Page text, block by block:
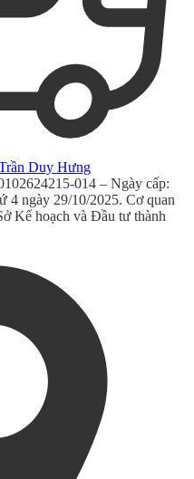
Duy Hưng
014 – Ngày cấp:
4 ngày 29/10/2025. Cơ quan
Kế hoạch và Đầu tư thành